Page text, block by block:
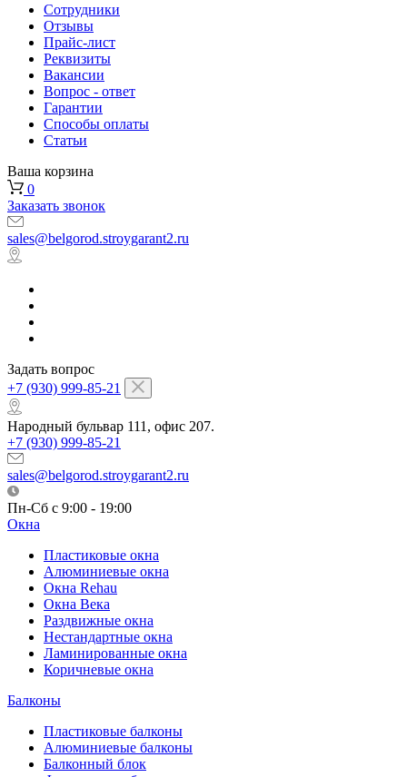
Сотрудники
Отзывы
Прайс-лист
Реквизиты
Вакансии
Вопрос - ответ
Гарантии
Способы оплаты
Статьи
Ваша корзина
0
Заказать звонок
sales@belgorod.stroygarant2.ru
Задать вопрос
+7 (930) 999-85-21
Народный бульвар 111, офис 207.
+7 (930) 999-85-21
sales@belgorod.stroygarant2.ru
Пн-Сб с 9:00 - 19:00
Окна
Пластиковые окна
Алюминиевые окна
Окна Rehau
Окна Века
Раздвижные окна
Нестандартные окна
Ламинированные окна
Коричневые окна
Балконы
Пластиковые балконы
Алюминиевые балконы
Балконный блок